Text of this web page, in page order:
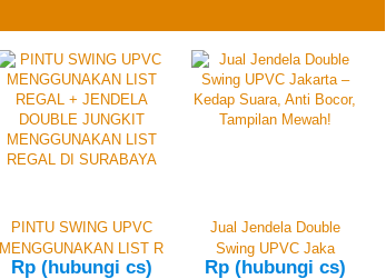
PINTU SWING UPVC
MENGGUNAKAN LIST R
Rp (hubungi cs)
Jual Jendela Double
Swing UPVC Jaka
Rp (hubungi cs)